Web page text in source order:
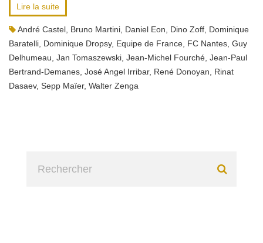
Lire la suite
André Castel Bruno Martini Daniel Eon Dino Zoff Dominique
Baratelli Dominique Dropsy, Equipe de France FC Nantes Guy
Delhumeau Jan Tomaszewski Jean-Michel Fourché Jean-Paul
Bertrand-Demanes José Angel Irribar, René Donoyan
Rinat
Dasaev, Sepp Maïer, Walter Zenga